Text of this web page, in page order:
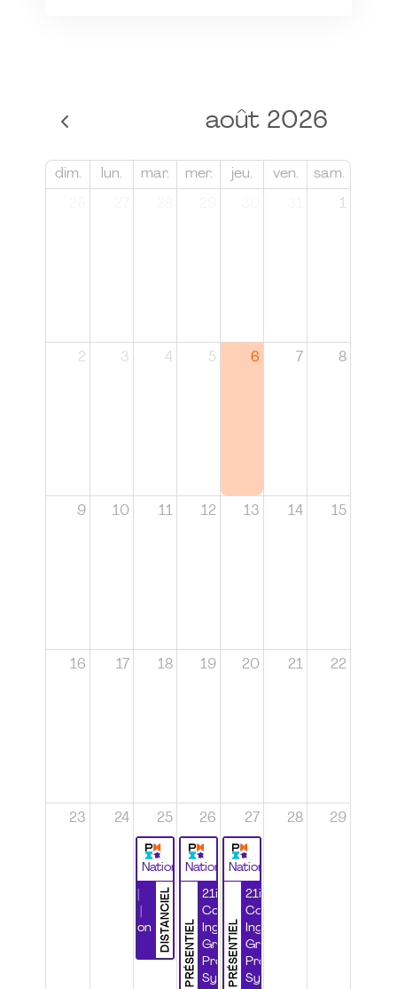
août 2026
dim. lun. mar. mer. jeu. ven. sam.
1
2 3 4 5 6 7 8
9 10 11 12 13 14 15
16 17 18 19 20 21 22
23 24 25
National
DISTANCIEL
Certification
26
National
PRÉSENTIEL
21ième
Congrès
Ingénierie
Grands
Projets et
Systèmes
27
National
PRÉSENTIEL
21ième
Congrès
Ingénierie
Grands
Projets et
Systèmes
28 29